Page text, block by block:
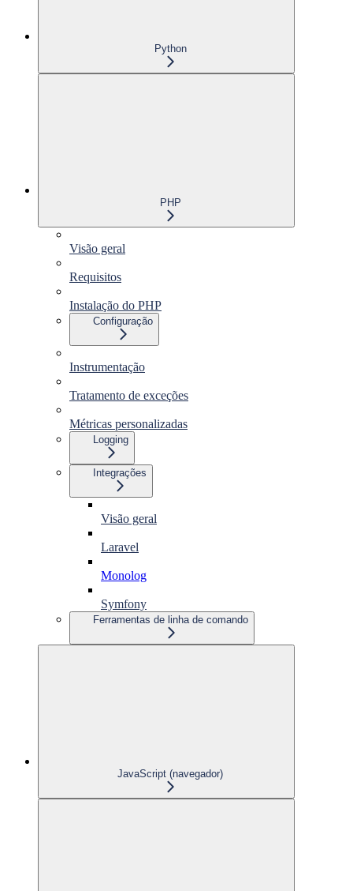
Python
PHP
Visão geral
Requisitos
Instalação do PHP
Configuração
Instrumentação
Tratamento de exceções
Métricas personalizadas
Logging
Integrações
Visão geral
Laravel
Monolog
Symfony
Ferramentas de linha de comando
JavaScript (navegador)